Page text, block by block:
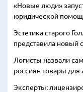
«Новые люди»
юридической
Эстетика старого
представила новый
Логисты назвали
россиян товары для
Эксперты: